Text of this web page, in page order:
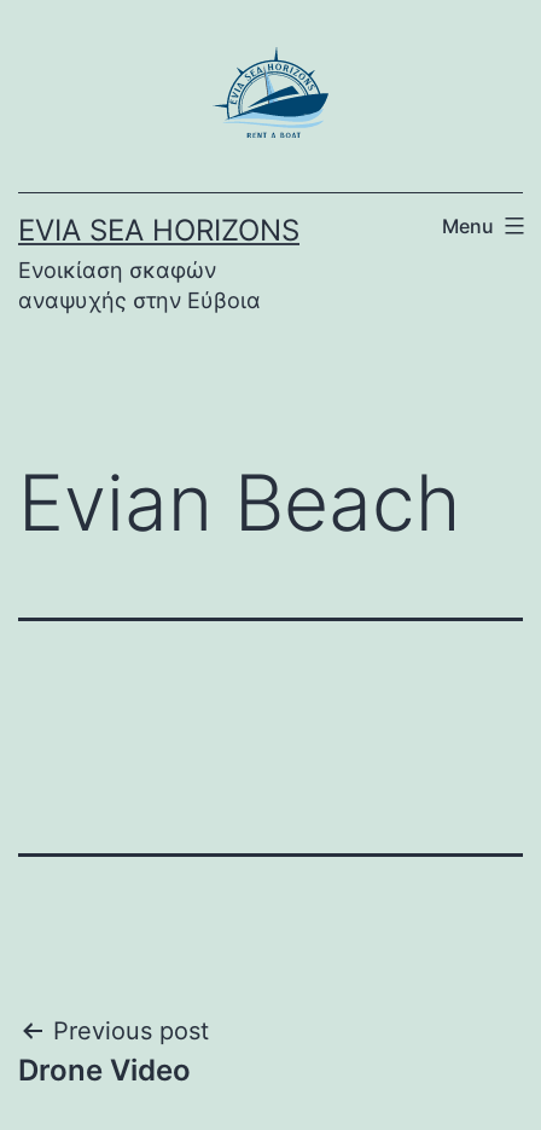
EVIA SEA HORIZONS
Ενοικίαση σκαφών
αναψυχής στην Εύβοια
Menu
Evian Beach
Post
navigation
Previous post
Drone Video